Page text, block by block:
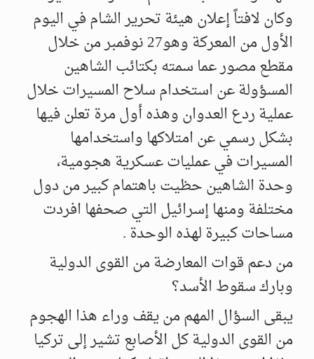
وكان لافتاً إعلان هيئة تحرير الشام في اليوم
الأول من المعركة وهو27 نوفمبر من خلال
مقطع مصور عما سمته بكتائب الشاهين
المسؤولة عن استخدام سلاح المسيرات خلال
عملية ردع العدوان وهذه أول مرة تعلن فيها
بشكل رسمي عن امتلاكها واستخدامها
المسيرات في عمليات عسكرية هجومية،
وحدة الشاهين حظيت باهتمام كبير من دول
مختلفة ومنها إسرائيل التي صحفها افردت
مساحات كبيرة لهذه الوحدة .
من دعم قوات المعارضة من القوى الدولية
وبارك سقوط الأسد؟
يبقى السؤال المهم من يقف وراء هذا الهجوم
من القوى الدولية كل الأصابع تشير إلى تركيا